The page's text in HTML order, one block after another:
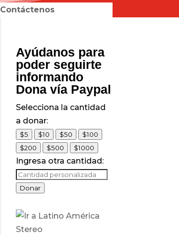
Contáctenos
Ayúdanos para
poder seguirte
informando
Dona vía Paypal
Selecciona la cantidad
a donar:
$5 $10 $50
$100
$200
$500 $1000
Ingresa otra cantidad:
Donar